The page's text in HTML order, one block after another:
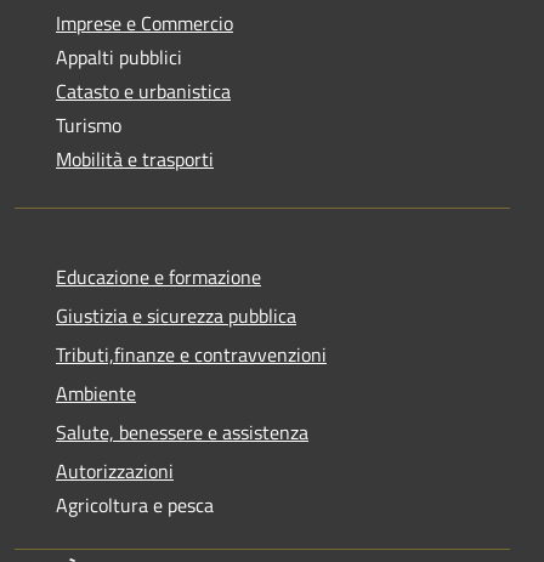
Imprese e Commercio
Appalti pubblici
Catasto e urbanistica
Turismo
Mobilità e trasporti
Educazione e formazione
Giustizia e sicurezza pubblica
Tributi,finanze e contravvenzioni
Ambiente
Salute, benessere e assistenza
Autorizzazioni
Agricoltura e pesca